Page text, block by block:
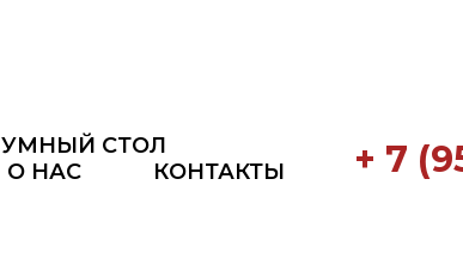
УМНЫЙ СТОЛ
О НАС КОНТАКТЫ + 7